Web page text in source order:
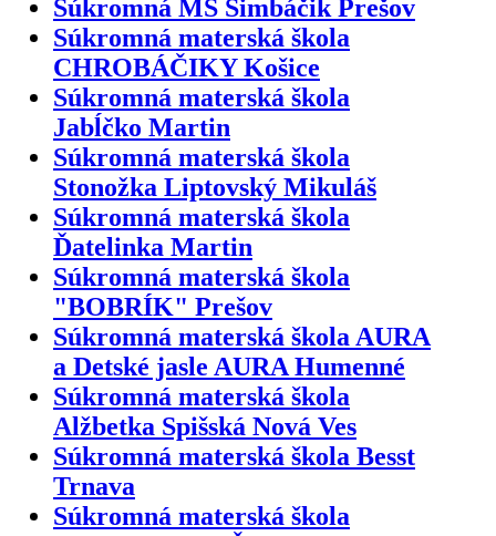
Súkromná MŠ Simbáčik Prešov
Súkromná materská škola
CHROBÁČIKY Košice
Súkromná materská škola
Jabĺčko Martin
Súkromná materská škola
Stonožka Liptovský Mikuláš
Súkromná materská škola
Ďatelinka Martin
Súkromná materská škola
"BOBRÍK" Prešov
Súkromná materská škola AURA
a Detské jasle AURA Humenné
Súkromná materská škola
Alžbetka Spišská Nová Ves
Súkromná materská škola Besst
Trnava
Súkromná materská škola